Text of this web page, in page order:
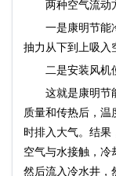
两种空气流动
一是康明节能冷
抽力从下到上吸入
二是安装风机使
这就是康明节能
质量和传热后，
时排入大气。结果
空气与水接触，冷
然后流入冷水井，